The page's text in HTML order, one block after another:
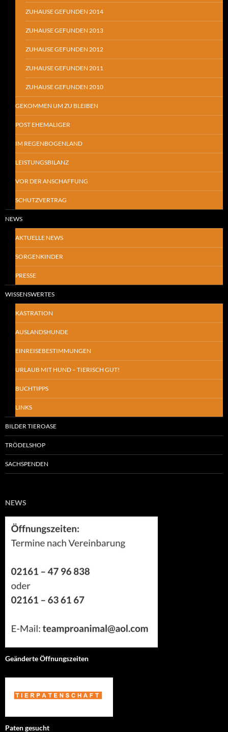
ZUHAUSE GEFUNDEN 2014
ZUHAUSE GEFUNDEN 2013
ZUHAUSE GEFUNDEN 2012
ZUHAUSE GEFUNDEN 2011
ZUHAUSE GEFUNDEN 2010
GEKOMMEN UM ZU BLEIBEN
POST EHEMALIGER
IM REGENBOGENLAND
LEISTUNGSBILANZ
VOR DER ANSCHAFFUNG
SCHUTZVERTRAG
NEWS
AKTUELLE NEWS
SORGENKINDER
PRESSE
WISSENSWERTES
KASTRATION
AUSLANDSHUNDE
EINREISEBESTIMMUNGEN
URLAUB MIT HUND – TIERISCH GUT!
BUCHTIPPS
LINKS
BILDER TIEROASE
TRÖDELSHOP
SACHSPENDEN
NEWS
Geänderte Öffnungszeiten
Paten gesucht